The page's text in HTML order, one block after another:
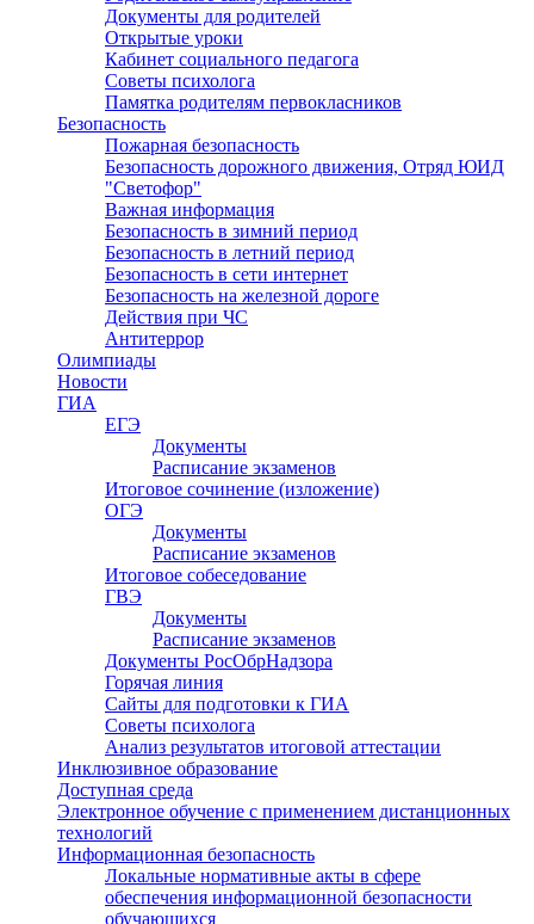
Документы для родителей
Открытые уроки
Кабинет социального педагога
Советы психолога
Памятка родителям первокласников
Безопасность
Пожарная безопасность
Безопасность дорожного движения, Отряд ЮИД
"Светофор"
Важная информация
Безопасность в зимний период
Безопасность в летний период
Безопасность в сети интернет
Безопасность на железной дороге
Действия при ЧС
Антитеррор
Олимпиады
Новости
ГИА
ЕГЭ
Документы
Расписание экзаменов
Итоговое сочинение (изложение)
ОГЭ
Документы
Расписание экзаменов
Итоговое собеседование
ГВЭ
Документы
Расписание экзаменов
Документы РосОбрНадзора
Горячая линия
Сайты для подготовки к ГИА
Советы психолога
Анализ результатов итоговой аттестации
Инклюзивное образование
Доступная среда
Электронное обучение с применением дистанционных
технологий
Информационная безопасность
Локальные нормативные акты в сфере
обеспечения информационной безопасности
обучающихся